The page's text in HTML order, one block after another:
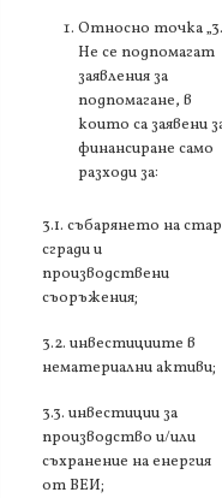
Относно точка „3.
Не се подпомагат
заявления за
подпомагане, в
които са заявени
финансиране само
разходи за:
3.1. събарянето на
сгради и
производствени
съоръжения;
3.2. инвестициите в
нематериални активи;
3.3. инвестиции за
производство и/или
съхранение на енергия
от ВЕИ;